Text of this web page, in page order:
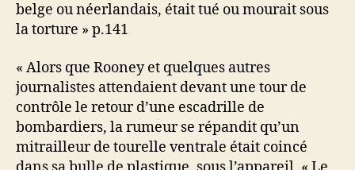
belge ou néerlandais, était tué ou mourait sous
la torture » p.141
« Alors que Rooney et quelques autres
journalistes attendaient devant une tour de
contrôle le retour d’une escadrille de
bombardiers, la rumeur se répandit qu’un
mitrailleur de tourelle ventrale était coincé